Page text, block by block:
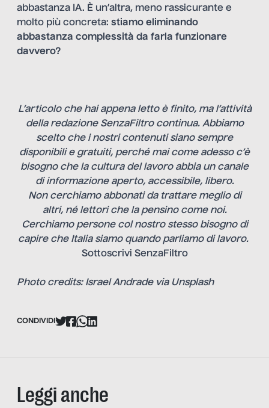
abbastanza IA. È un’altra, meno rassicurante e
molto più concreta: stiamo eliminando
abbastanza complessità da farla funzionare
davvero?
L’articolo che hai appena letto è finito, ma l’attività
della redazione SenzaFiltro continua. Abbiamo
scelto che i nostri contenuti siano sempre
disponibili e gratuiti, perché mai come adesso c’è
bisogno che la cultura del lavoro abbia un canale
di informazione aperto, accessibile, libero.
Non cerchiamo abbonati da trattare meglio di
altri, né lettori che la pensino come noi.
Cerchiamo persone col nostro stesso bisogno di
capire che Italia siamo quando parliamo di lavoro.
Sottoscrivi SenzaFiltro
Photo credits: Israel Andrade via Unsplash
CONDIVIDI
Leggi anche